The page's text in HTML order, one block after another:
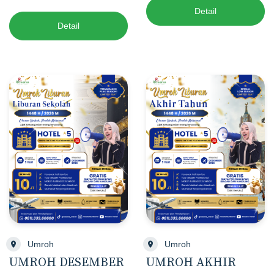
Detail
Detail
Umroh
UMROH DESEMBER
Umroh
UMROH AKHIR